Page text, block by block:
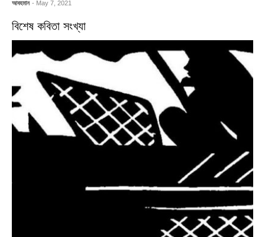
আবহমান - May 7, 2021
বিশেষ কবিতা সংখ্যা